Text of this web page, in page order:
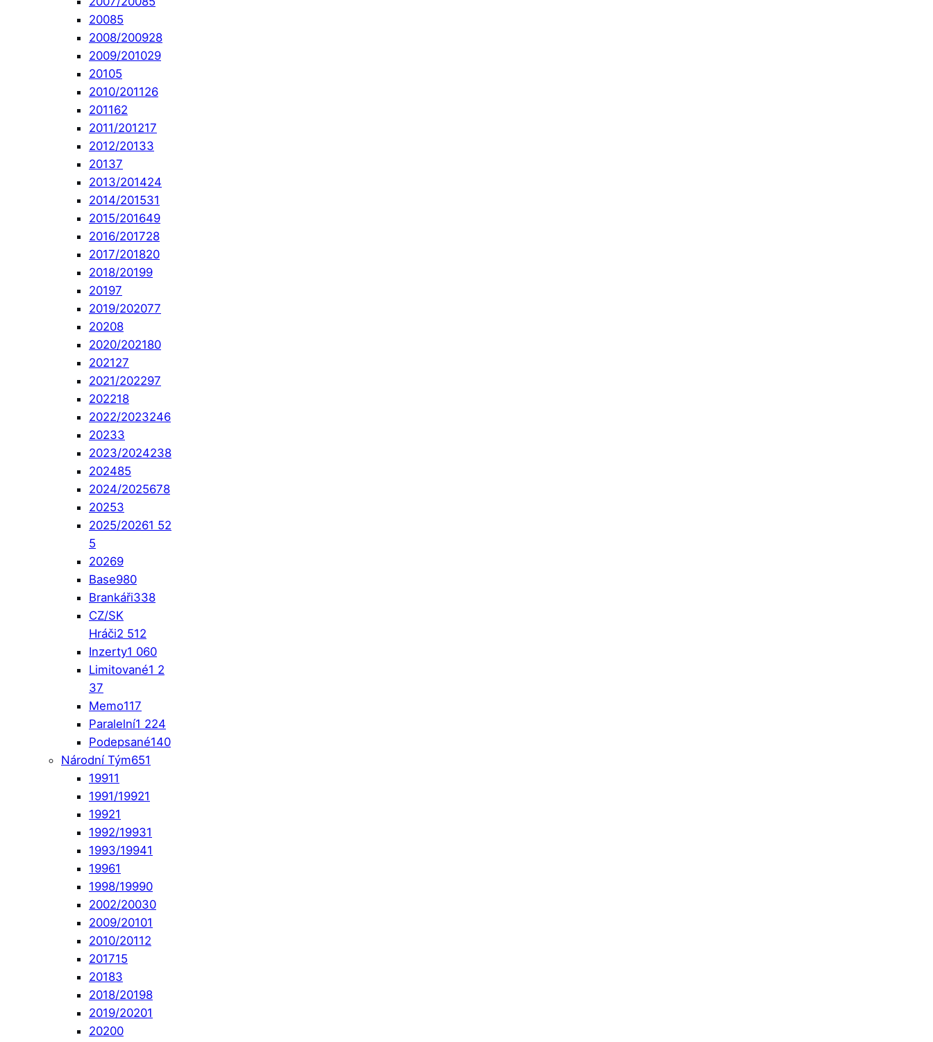
20085
2008/200928
2009/201029
20105
2010/201126
201162
2011/201217
2012/20133
20137
2013/201424
2014/201531
2015/201649
2016/201728
2017/201820
2018/20199
20197
2019/202077
20208
2020/202180
202127
2021/202297
202218
2022/2023246
20233
2023/2024238
202485
2024/2025678
20253
2025/20261 52
5
20269
Base980
Brankáři338
CZ/SK
Hráči2 512
Inzerty1 060
Limitované1 2
37
Memo117
Paralelní1 224
Podepsané140
Národní Tým651
19911
1991/19921
19921
1992/19931
1993/19941
19961
1998/19990
2002/20030
2009/20101
2010/20112
201715
20183
2018/20198
2019/20201
20200